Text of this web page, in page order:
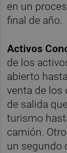
en un
final de año.
Activos
de los
abierto
venta de los
de salida
turismo
camión.
un segundo